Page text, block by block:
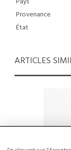
Provenance
État
ARTICLES